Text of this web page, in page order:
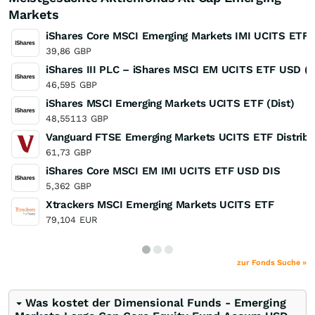
Markets
iShares Core MSCI Emerging Markets IMI UCITS ETF
39,86 GBP
iShares III PLC – iShares MSCI EM UCITS ETF USD
46,595 GBP
iShares MSCI Emerging Markets UCITS ETF (Dist)
48,55113 GBP
Vanguard FTSE Emerging Markets UCITS ETF
61,73 GBP
iShares Core MSCI EM IMI UCITS ETF USD DIS
5,362 GBP
Xtrackers MSCI Emerging Markets UCITS ETF
79,104 EUR
zur Fonds Suche »
Was kostet der Dimensional Funds - Emerging